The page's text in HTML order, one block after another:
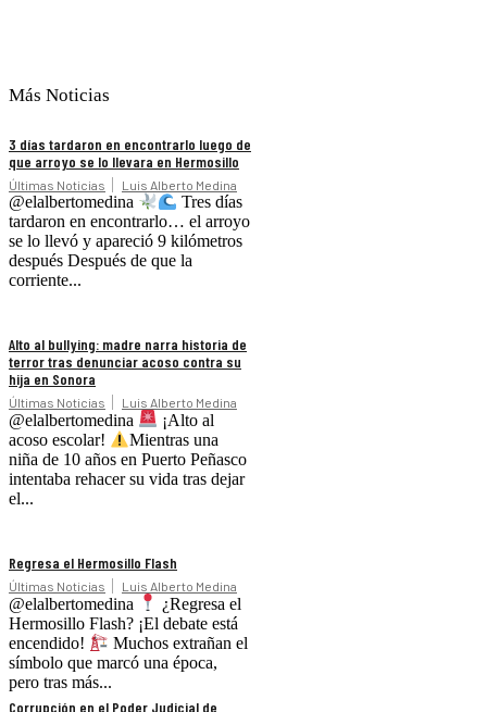
Más Noticias
3 días tardaron en encontrarlo luego de
que arroyo se lo llevara en Hermosillo
Últimas Noticias Luis Alberto Medina
@elalbertomedina
Tres días
tardaron en encontrarlo… el arroyo
se lo llevó y apareció 9 kilómetros
después Después de que la
corriente...
Alto al bullying: madre narra historia de
terror tras denunciar acoso contra su
hija en Sonora
Últimas Noticias Luis Alberto Medina
@elalbertomedina
¡Alto al
acoso escolar!
Mientras una
niña de 10 años en Puerto Peñasco
intentaba rehacer su vida tras dejar
el...
Regresa el Hermosillo Flash
Últimas Noticias Luis Alberto Medina
@elalbertomedina
¿Regresa el
Hermosillo Flash? ¡El debate está
encendido!
Muchos extrañan el
símbolo que marcó una época,
pero tras más...
Corrupción en el Poder Judicial de